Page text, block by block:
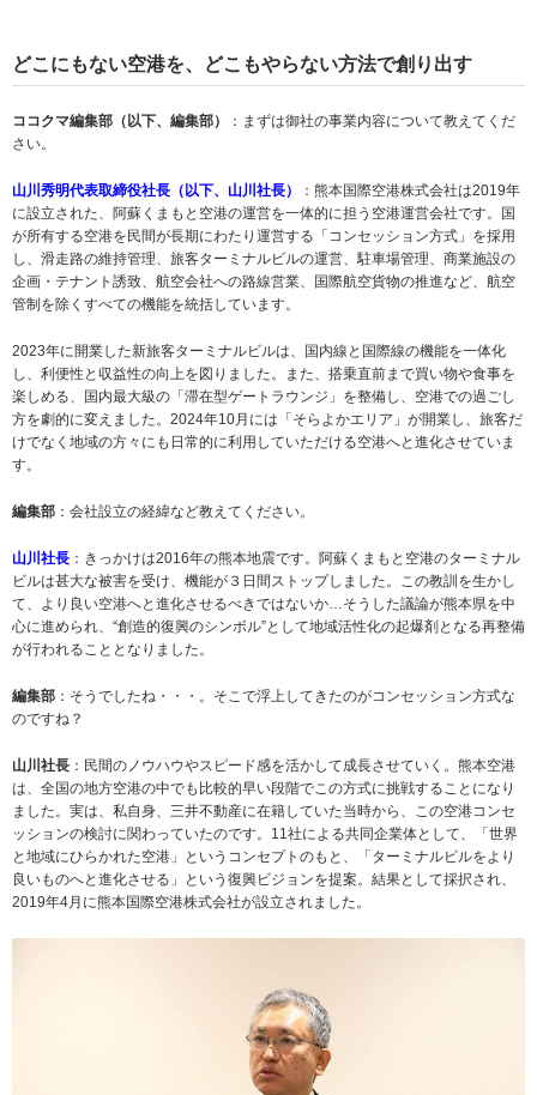
どこにもない空港を、どこもやらない方法で創り出す
ココクマ編集部（以下、編集部）
：まずは御社の事業内容について教えてくだ
さい。
山川秀明代表取締役社長（以下、山川社長）
：熊本国際空港株式会社は2019年
に設立された、阿蘇くまもと空港の運営を一体的に担う空港運営会社です。国
が所有する空港を民間が長期にわたり運営する「コンセッション方式」を採用
し、滑走路の維持管理、旅客ターミナルビルの運営、駐車場管理、商業施設の
企画・テナント誘致、航空会社への路線営業、国際航空貨物の推進など、航空
管制を除くすべての機能を統括しています。
2023年に開業した新旅客ターミナルビルは、国内線と国際線の機能を一体化
し、利便性と収益性の向上を図りました。また、搭乗直前まで買い物や食事を
楽しめる、国内最大級の「滞在型ゲートラウンジ」を整備し、空港での過ごし
方を劇的に変えました。2024年10月には「そらよかエリア」が開業し、旅客だ
けでなく地域の方々にも日常的に利用していただける空港へと進化させていま
す。
編集部 ：会社設立の経緯など教えてください。
山川社長 ：きっかけは2016年の熊本地震です。阿蘇くまもと空港のターミナル
ビルは甚大な被害を受け、機能が３日間ストップしました。この教訓を生かし
て、より良い空港へと進化させるべきではないか…そうした議論が熊本県を中
心に進められ、“創造的復興のシンボル”として地域活性化の起爆剤となる再整備
が行われることとなりました。
編集部 ：そうでしたね・・・。そこで浮上してきたのがコンセッション方式な
のですね？
山川社長 ：民間のノウハウやスピード感を活かして成長させていく。熊本空港
は、全国の地方空港の中でも比較的早い段階でこの方式に挑戦することになり
ました。実は、私自身、三井不動産に在籍していた当時から、この空港コンセ
ッションの検討に関わっていたのです。11社による共同企業体として、「世界
と地域にひらかれた空港」というコンセプトのもと、「ターミナルビルをより
良いものへと進化させる」という復興ビジョンを提案。結果として採択され、
2019年4月に熊本国際空港株式会社が設立されました。